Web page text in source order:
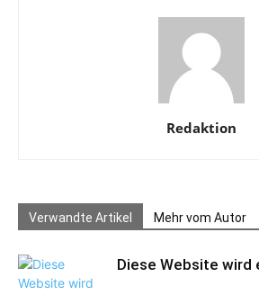
Redaktion
Verwandte Artikel Mehr vom Autor
Diese Website wird